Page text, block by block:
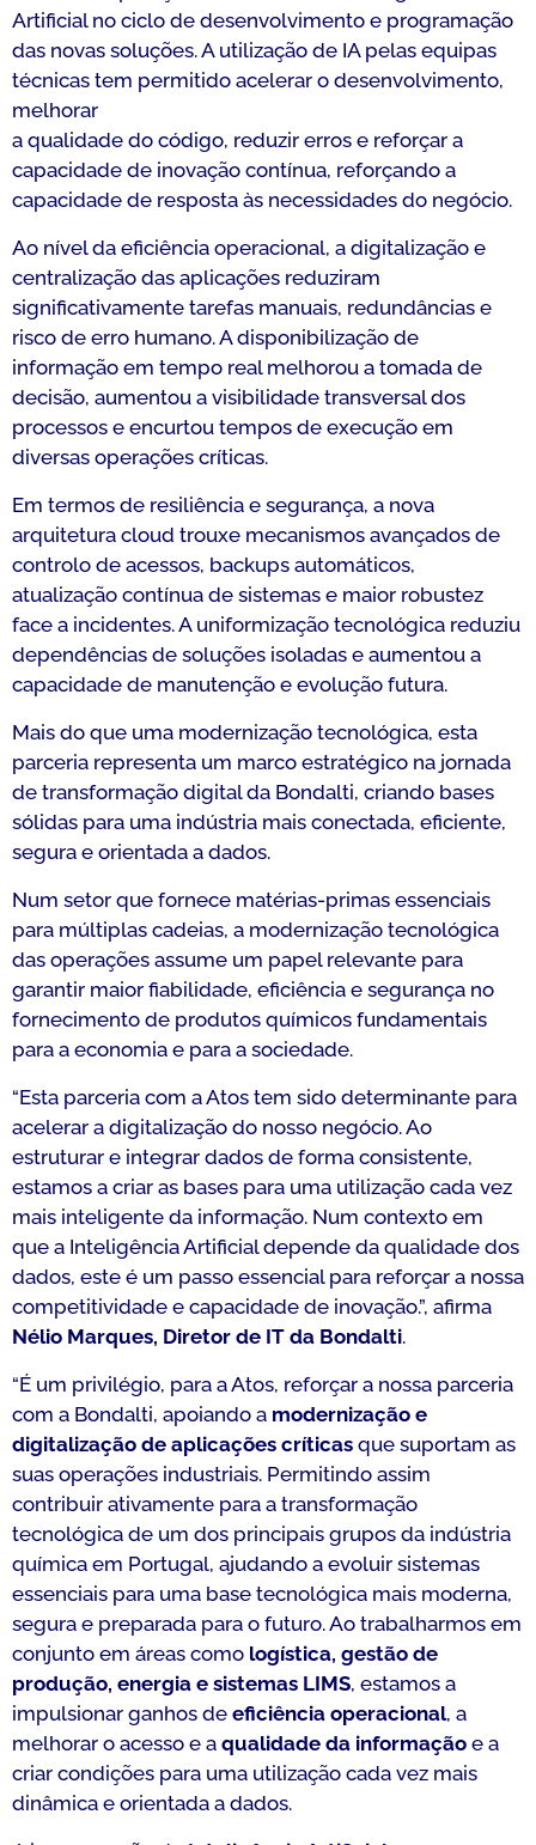
Artificial no ciclo de desenvolvimento e programação
das novas soluções. A utilização de IA pelas equipas
técnicas tem permitido acelerar o desenvolvimento,
melhorar
a qualidade do código, reduzir erros e reforçar a
capacidade de inovação contínua, reforçando a
capacidade de resposta às necessidades do negócio.
Ao nível da eficiência operacional, a digitalização e
centralização das aplicações reduziram
significativamente tarefas manuais, redundâncias e
risco de erro humano. A disponibilização de
informação em tempo real melhorou a tomada de
decisão, aumentou a visibilidade transversal dos
processos e encurtou tempos de execução em
diversas operações críticas.
Em termos de resiliência e segurança, a nova
arquitetura cloud trouxe mecanismos avançados de
controlo de acessos, backups automáticos,
atualização contínua de sistemas e maior robustez
face a incidentes. A uniformização tecnológica reduziu
dependências de soluções isoladas e aumentou a
capacidade de manutenção e evolução futura.
Mais do que uma modernização tecnológica, esta
parceria representa um marco estratégico na jornada
de transformação digital da Bondalti, criando bases
sólidas para uma indústria mais conectada, eficiente,
segura e orientada a dados.
Num setor que fornece matérias-primas essenciais
para múltiplas cadeias, a modernização tecnológica
das operações assume um papel relevante para
garantir maior fiabilidade, eficiência e segurança no
fornecimento de produtos químicos fundamentais
para a economia e para a sociedade.
“Esta parceria com a Atos tem sido determinante para
acelerar a digitalização do nosso negócio. Ao
estruturar e integrar dados de forma consistente,
estamos a criar as bases para uma utilização cada vez
mais inteligente da informação. Num contexto em
que a Inteligência Artificial depende da qualidade dos
dados, este é um passo essencial para reforçar a nossa
competitividade e capacidade de inovação.”, afirma
Nélio Marques, Diretor de IT da Bondalti.
“É um privilégio, para a Atos, reforçar a nossa parceria
com a Bondalti, apoiando a modernização e
digitalização de aplicações críticas que suportam as
suas operações industriais. Permitindo assim
contribuir ativamente para a transformação
tecnológica de um dos principais grupos da indústria
química em Portugal, ajudando a evoluir sistemas
essenciais para uma base tecnológica mais moderna,
segura e preparada para o futuro. Ao trabalharmos em
conjunto em áreas como logística, gestão de
produção, energia e sistemas LIMS, estamos a
impulsionar ganhos de eficiência operacional, a
melhorar o acesso e a qualidade da informação e a
criar condições para uma utilização cada vez mais
dinâmica e orientada a dados.